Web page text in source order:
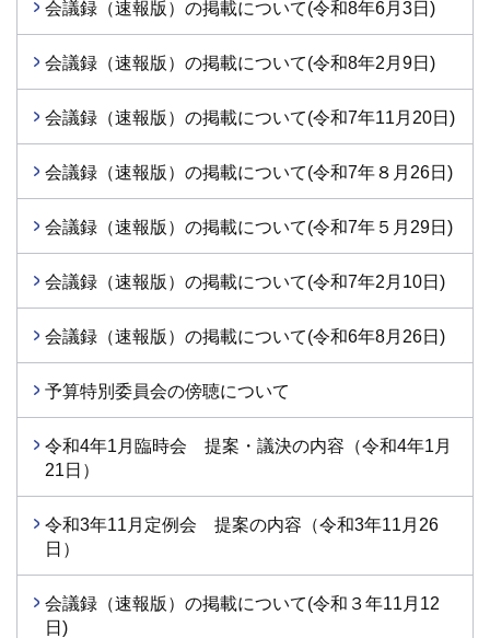
会議録（速報版）の掲載について(令和8年6月3日)
会議録（速報版）の掲載について(令和8年2月9日)
会議録（速報版）の掲載について(令和7年11月20日)
会議録（速報版）の掲載について(令和7年８月26日)
会議録（速報版）の掲載について(令和7年５月29日)
会議録（速報版）の掲載について(令和7年2月10日)
会議録（速報版）の掲載について(令和6年8月26日)
予算特別委員会の傍聴について
令和4年1月臨時会 提案・議決の内容（令和4年1月
21日）
令和3年11月定例会 提案の内容（令和3年11月26
日）
会議録（速報版）の掲載について(令和３年11月12
日)